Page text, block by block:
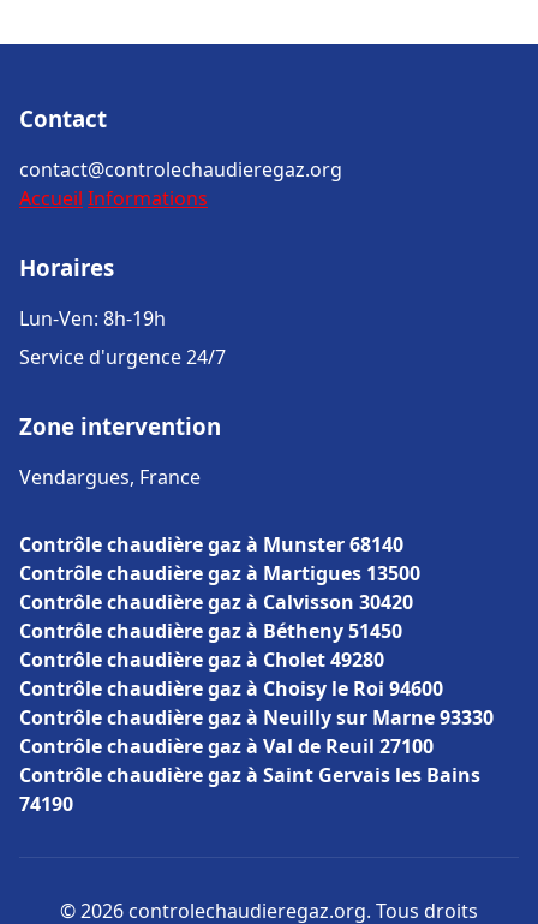
Contact
contact@controlechaudieregaz.org
Accueil Informations
Horaires
Lun-Ven: 8h-19h
Service d'urgence 24/7
Zone intervention
Vendargues, France
Contrôle chaudière gaz à Munster 68140
Contrôle chaudière gaz à Martigues 13500
Contrôle chaudière gaz à Calvisson 30420
Contrôle chaudière gaz à Bétheny 51450
Contrôle chaudière gaz à Cholet 49280
Contrôle chaudière gaz à Choisy le Roi 94600
Contrôle chaudière gaz à Neuilly sur Marne 93330
Contrôle chaudière gaz à Val de Reuil 27100
Contrôle chaudière gaz à Saint Gervais les Bains
74190
© 2026 controlechaudieregaz.org. Tous droits